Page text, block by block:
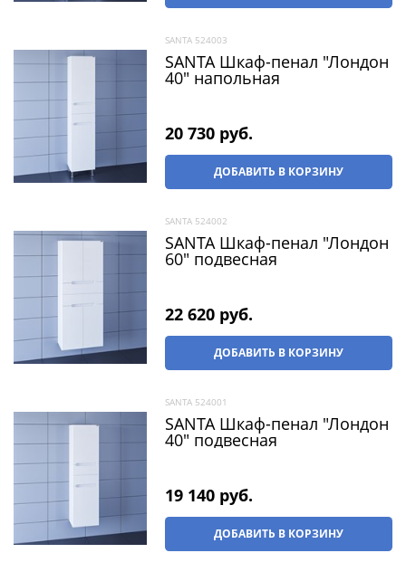
SANTA 524003
SANTA Шкаф-пенал "Лондон
40" напольная
20 730 руб.
ДОБАВИТЬ В КОРЗИНУ
SANTA 524002
SANTA Шкаф-пенал "Лондон
60" подвесная
22 620 руб.
ДОБАВИТЬ В КОРЗИНУ
SANTA 524001
SANTA Шкаф-пенал "Лондон
40" подвесная
19 140 руб.
ДОБАВИТЬ В КОРЗИНУ